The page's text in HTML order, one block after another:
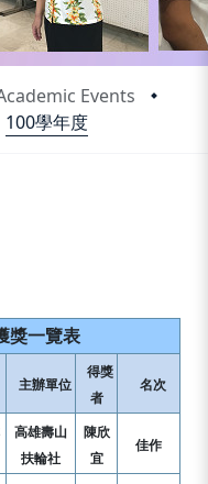
Events
100學年度
獎一覽表
主辦單位
得獎
者
名次
高雄壽山
扶輪社
陳欣
宜
佳作